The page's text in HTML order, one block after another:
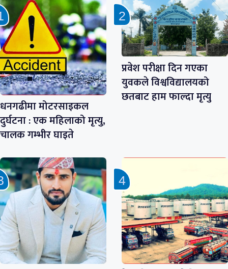
धनगढीमा मोटरसाइकल
दुर्घटना : एक महिलाको मृत्यु,
चालक गम्भीर घाइते
प्रवेश परीक्षा दिन गएका
युवकले विश्वविद्यालयको
छतबाट हाम फाल्दा मृत्यु